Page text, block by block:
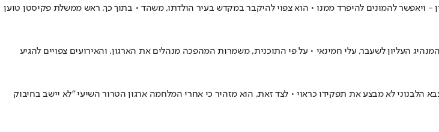
להמונים להיפרד ממנו • הוא צפוי להיקבר במקדש בעיר הולדתו, משהד • בתוך כך, ראש ממשלת פקיסטן טוען
העליון לשעבר, עלי חמינאי • על פי התוכנית, משמרות המהפכה מנהלים את הארגון, והאירועים צפויים להגיע
הלבנוני לא מבצע את תפקידו כראוי • לצד זאת, הוא מזהיר כי אחרי המלחמה ארגון הטרור השיעי "לא יישב בחיבוק